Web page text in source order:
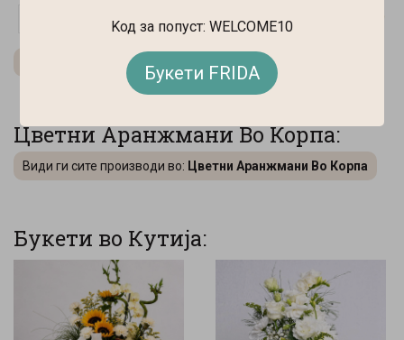
-
Види ги сите производи во: Букети FRIDA
Цветни Аранжмани Во Корпа:
Види ги сите производи во: Цветни Аранжмани Во Корпа
Букети во Кутија:
Kод за попуст: WELCOME10
Букети FRIDA